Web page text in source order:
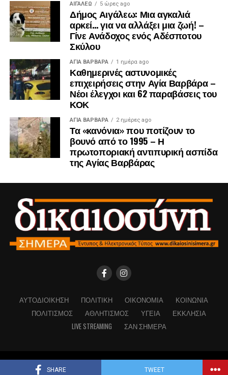
SHARE TWEET
.
.
.
ΑΙΓΑΛΕΩ 5 ώρες ago
Δήμος Αιγάλεω: Μια αγκαλιά
αρκεί… για να αλλάξει μια ζωή! –
Γίνε Ανάδοχος ενός Αδέσποτου
Σκύλου
ΑΓΙΑ ΒΑΡΒΑΡΑ 1 ημέρα ago
Καθημερινές αστυνομικές
επιχειρήσεις στην Αγία Βαρβάρα –
Νέοι έλεγχοι και 62 παραβάσεις του
ΚΟΚ
ΑΓΙΑ ΒΑΡΒΑΡΑ 2 ημέρες ago
Τα «κανόνια» που ποτίζουν το
βουνό από το 1995 – Η
πρωτοποριακή αντιπυρική ασπίδα
της Αγίας Βαρβάρας
ΑΥΤΟΔΙΟΊΚΗΣΗ ΠΟΛΙΤΙΚΉ ΟΙΚΟΝΟΜΊΑ
ΚΟΙΝΩΝΊΑ
ΠΟΛΙΤΙΣΜΌΣ
ΑΘΛΗΤΙΣΜΌΣ ΥΓΕΊΑ
ΕΚΚΛΗΣΊΑ
LIVE STREAMING
ΣΑΝ ΣΉΜΕΡΑ
Copyright © Dikaiosinisimera.gr 2026